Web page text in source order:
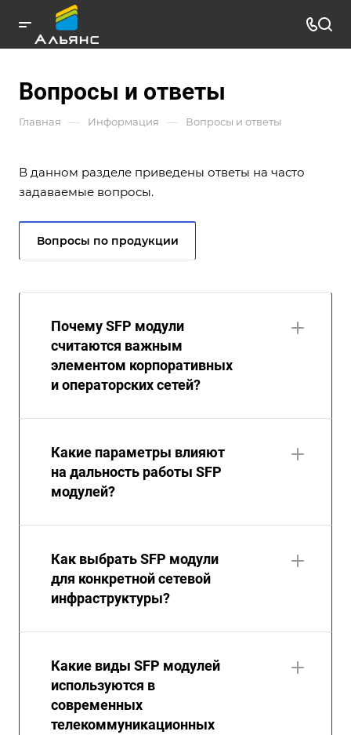
Вопросы и ответы
Главная — Информация — Вопросы и ответы
В данном разделе приведены ответы на часто
задаваемые вопросы.
Вопросы по продукции
Почему SFP модули
считаются важным
элементом корпоративных
и операторских сетей?
Какие параметры влияют
на дальность работы SFP
модулей?
Как выбрать SFP модули
для конкретной сетевой
инфраструктуры?
Какие виды SFP модулей
используются в
современных
телекоммуникационных